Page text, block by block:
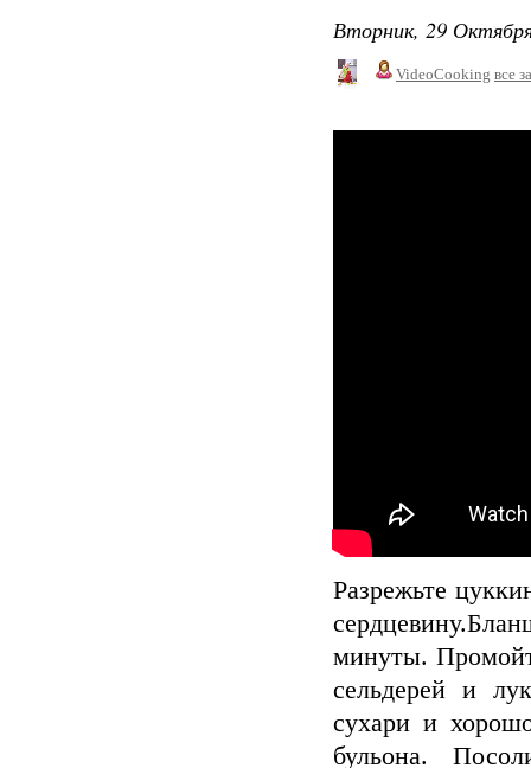
Вторник, 29
VideoCooking все
Разрежьте
минуты.
сельдерей и
сухари и
бульона.